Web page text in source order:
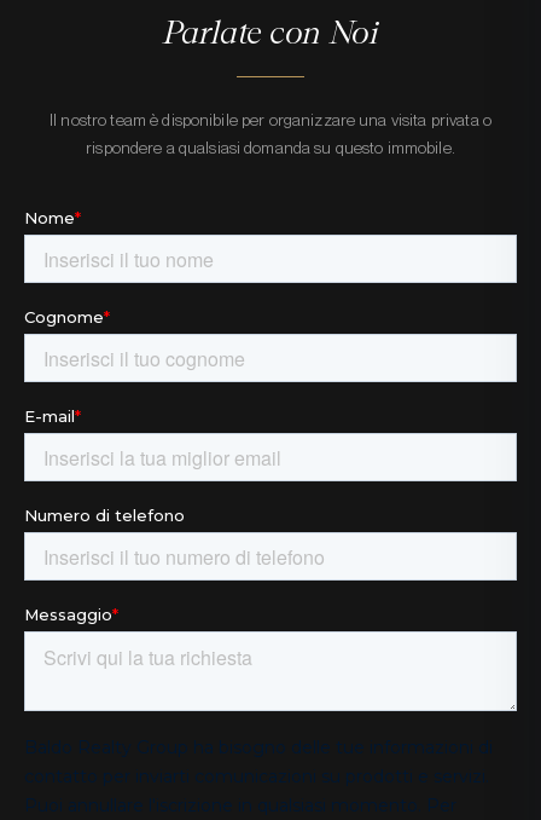
Parlate con Noi
Il nostro team è disponibile per organizzare una visita privata o
rispondere a qualsiasi domanda su questo immobile.